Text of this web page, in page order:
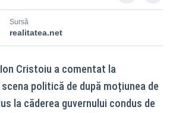
Sursă
realitatea.net
Cristoiu a comentat la
scena politică de după moțiunea de
la căderea guvernului condus de